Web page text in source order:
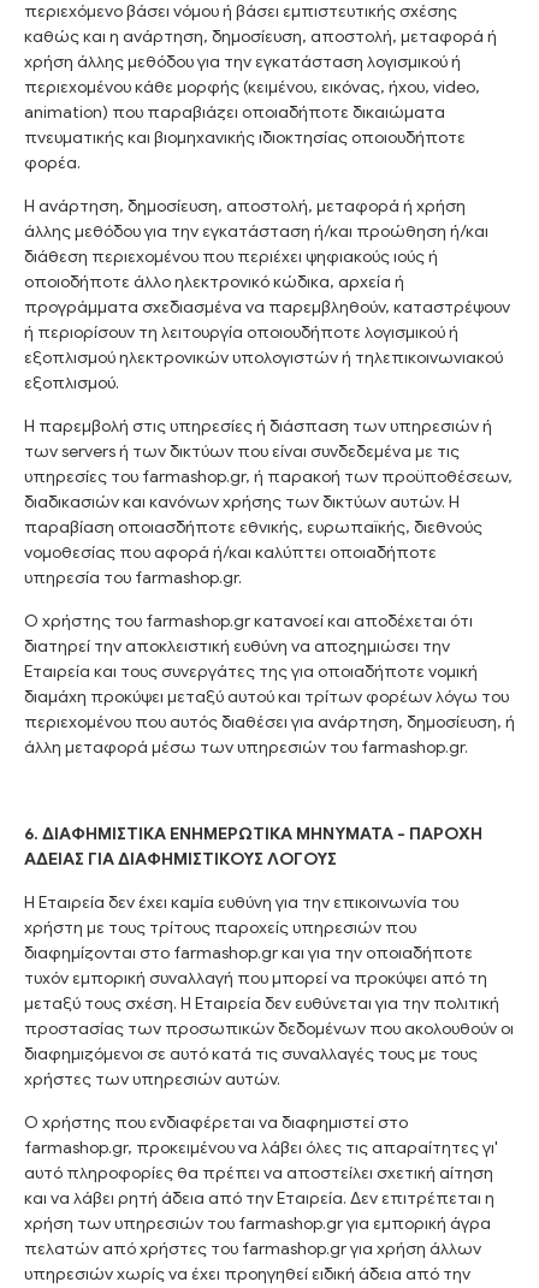
περιεχόμενο βάσει νόμου ή βάσει εμπιστευτικής σχέσης
καθώς και η ανάρτηση, δημοσίευση, αποστολή, μεταφορά ή
χρήση άλλης μεθόδου για την εγκατάσταση λογισμικού ή
περιεχομένου κάθε μορφής (κειμένου, εικόνας, ήχου, video,
animation) που παραβιάζει οποιαδήποτε δικαιώματα
πνευματικής και βιομηχανικής ιδιοκτησίας οποιουδήποτε
φορέα.
Η ανάρτηση, δημοσίευση, αποστολή, μεταφορά ή χρήση
άλλης μεθόδου για την εγκατάσταση ή/και προώθηση ή/και
διάθεση περιεχομένου που περιέχει ψηφιακούς ιούς ή
οποιοδήποτε άλλο ηλεκτρονικό κώδικα, αρχεία ή
προγράμματα σχεδιασμένα να παρεμβληθούν, καταστρέψουν
ή περιορίσουν τη λειτουργία οποιουδήποτε λογισμικού ή
εξοπλισμού ηλεκτρονικών υπολογιστών ή τηλεπικοινωνιακού
εξοπλισμού.
Η παρεμβολή στις υπηρεσίες ή διάσπαση των υπηρεσιών ή
των servers ή των δικτύων που είναι συνδεδεμένα με τις
υπηρεσίες του farmashop.gr, ή παρακοή των προϋποθέσεων,
διαδικασιών και κανόνων χρήσης των δικτύων αυτών. Η
παραβίαση οποιασδήποτε εθνικής, ευρωπαϊκής, διεθνούς
νομοθεσίας που αφορά ή/και καλύπτει οποιαδήποτε
υπηρεσία του farmashop.gr.
Ο χρήστης του farmashop.gr κατανοεί και αποδέχεται ότι
διατηρεί την αποκλειστική ευθύνη να αποζημιώσει την
Εταιρεία και τους συνεργάτες της για οποιαδήποτε νομική
διαμάχη προκύψει μεταξύ αυτού και τρίτων φορέων λόγω του
περιεχομένου που αυτός διαθέσει για ανάρτηση, δημοσίευση, ή
άλλη μεταφορά μέσω των υπηρεσιών του farmashop.gr.
6. ΔΙΑΦΗΜΙΣΤΙΚΑ ΕΝΗΜΕΡΩΤΙΚΑ ΜΗΝΥΜΑΤΑ - ΠΑΡΟΧΗ
ΑΔΕΙΑΣ ΓΙΑ ΔΙΑΦΗΜΙΣΤΙΚΟΥΣ ΛΟΓΟΥΣ
Η Εταιρεία δεν έχει καμία ευθύνη για την επικοινωνία του
χρήστη με τους τρίτους παροχείς υπηρεσιών που
διαφημίζονται στο farmashop.gr και για την οποιαδήποτε
τυχόν εμπορική συναλλαγή που μπορεί να προκύψει από τη
μεταξύ τους σχέση. Η Εταιρεία δεν ευθύνεται για την πολιτική
προστασίας των προσωπικών δεδομένων που ακολουθούν οι
διαφημιζόμενοι σε αυτό κατά τις συναλλαγές τους με τους
χρήστες των υπηρεσιών αυτών.
Ο χρήστης που ενδιαφέρεται να διαφημιστεί στο
farmashop.gr, προκειμένου να λάβει όλες τις απαραίτητες γι'
αυτό πληροφορίες θα πρέπει να αποστείλει σχετική αίτηση
και να λάβει ρητή άδεια από την Εταιρεία. Δεν επιτρέπεται η
χρήση των υπηρεσιών του farmashop.gr για εμπορική άγρα
πελατών από χρήστες του farmashop.gr για χρήση άλλων
υπηρεσιών χωρίς να έχει προηγηθεί ειδική άδεια από την